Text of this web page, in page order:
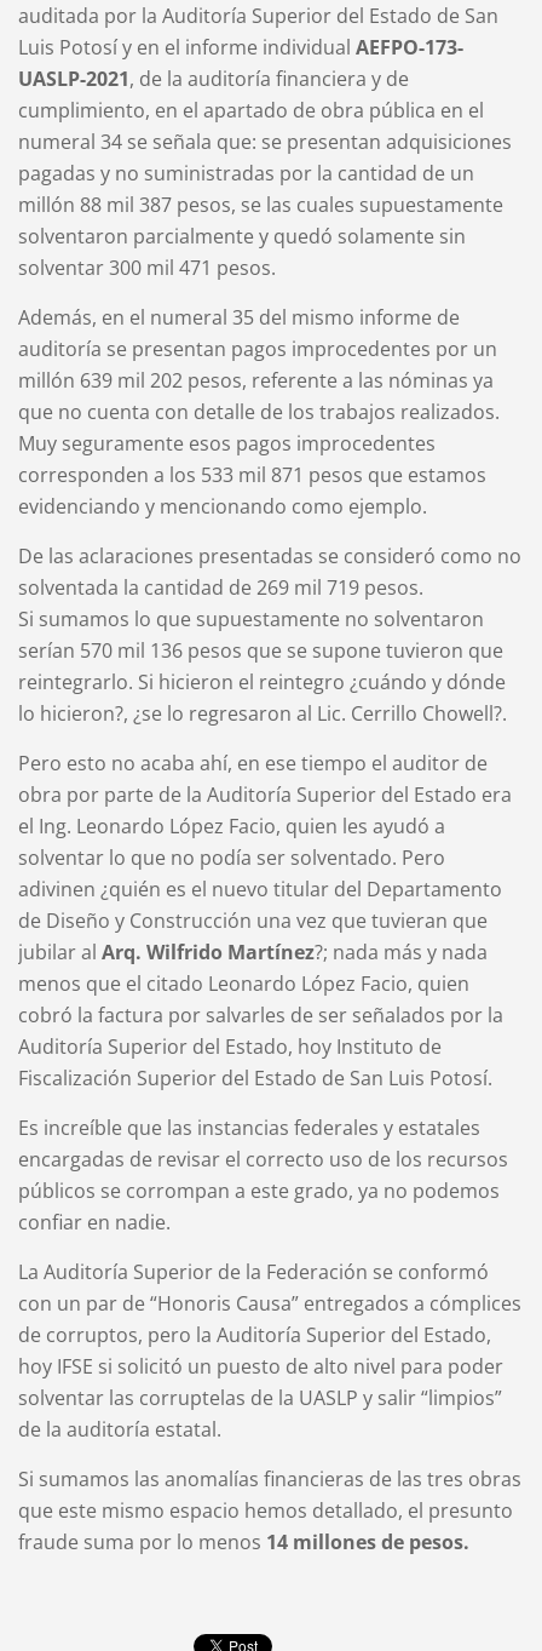
auditada por la Auditoría Superior del Estado de San
Luis Potosí y en el informe individual AEFPO-173-
UASLP-2021, de la auditoría financiera y de
cumplimiento, en el apartado de obra pública en el
numeral 34 se señala que: se presentan adquisiciones
pagadas y no suministradas por la cantidad de un
millón 88 mil 387 pesos, se las cuales supuestamente
solventaron parcialmente y quedó solamente sin
solventar 300 mil 471 pesos.
Además, en el numeral 35 del mismo informe de
auditoría se presentan pagos improcedentes por un
millón 639 mil 202 pesos, referente a las nóminas ya
que no cuenta con detalle de los trabajos realizados.
Muy seguramente esos pagos improcedentes
corresponden a los 533 mil 871 pesos que estamos
evidenciando y mencionando como ejemplo.
De las aclaraciones presentadas se consideró como no
solventada la cantidad de 269 mil 719 pesos.
Si sumamos lo que supuestamente no solventaron
serían 570 mil 136 pesos que se supone tuvieron que
reintegrarlo. Si hicieron el reintegro ¿cuándo y dónde
lo hicieron?, ¿se lo regresaron al Lic. Cerrillo Chowell?.
Pero esto no acaba ahí, en ese tiempo el auditor de
obra por parte de la Auditoría Superior del Estado era
el Ing. Leonardo López Facio, quien les ayudó a
solventar lo que no podía ser solventado. Pero
adivinen ¿quién es el nuevo titular del Departamento
de Diseño y Construcción una vez que tuvieran que
jubilar al Arq. Wilfrido Martínez?; nada más y nada
menos que el citado Leonardo López Facio, quien
cobró la factura por salvarles de ser señalados por la
Auditoría Superior del Estado, hoy Instituto de
Fiscalización Superior del Estado de San Luis Potosí.
Es increíble que las instancias federales y estatales
encargadas de revisar el correcto uso de los recursos
públicos se corrompan a este grado, ya no podemos
confiar en nadie.
La Auditoría Superior de la Federación se conformó
con un par de “Honoris Causa” entregados a cómplices
de corruptos, pero la Auditoría Superior del Estado,
hoy IFSE si solicitó un puesto de alto nivel para poder
solventar las corruptelas de la UASLP y salir “limpios”
de la auditoría estatal.
Si sumamos las anomalías financieras de las tres obras
que este mismo espacio hemos detallado, el presunto
fraude suma por lo menos 14 millones de pesos.